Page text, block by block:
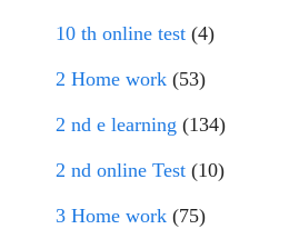
10 th online test (4)
2 Home work (53)
2 nd e learning (134)
2 nd online Test (10)
3 Home work (75)